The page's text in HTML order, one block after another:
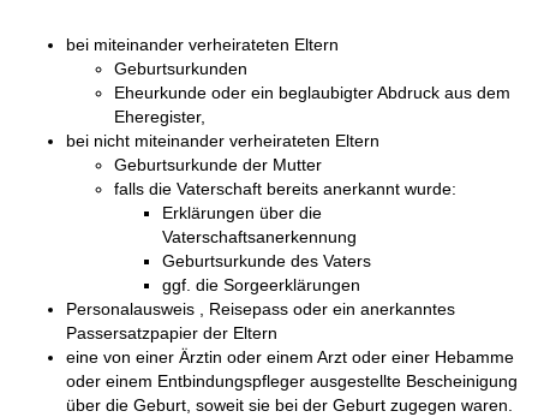
bei miteinander verheirateten Eltern
Geburtsurkunden
Eheurkunde oder ein beglaubigter Abdruck aus dem
Eheregister,
bei nicht miteinander verheirateten Eltern
Geburtsurkunde der Mutter
falls die Vaterschaft bereits anerkannt wurde:
Erklärungen über die
Vaterschaftsanerkennung
Geburtsurkunde des Vaters
ggf. die Sorgeerklärungen
Personalausweis , Reisepass oder ein anerkanntes
Passersatzpapier der Eltern
eine von einer Ärztin oder einem Arzt oder einer Hebamme
oder einem Entbindungspfleger ausgestellte Bescheinigung
über die Geburt, soweit sie bei der Geburt zugegen waren.